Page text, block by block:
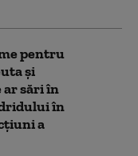
pentru
și
ar sări în
în
a